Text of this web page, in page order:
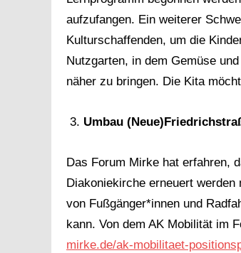
aufzufangen. Ein weiterer
Kulturschaffenden, um die
Nutzgarten, in dem Gemüse
näher zu bringen. Die Kita
Umbau
Das Forum Mirke hat erfahren,
Diakoniekirche erneuert
von Fußgänger*innen und
kann. Von dem AK Mobilität im
mirke.de/ak-mobilitaet-